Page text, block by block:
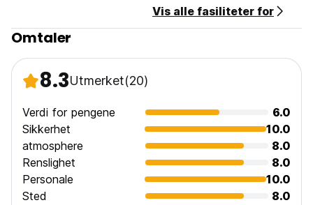
Vis alle fasiliteter for
Omtaler
8.3Utmerket(20)
Verdi for pengene
6.0
Sikkerhet
10.0
atmosphere
8.0
Renslighet
8.0
Personale
10.0
Sted
8.0